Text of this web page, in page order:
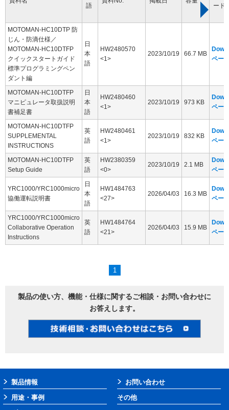
語
ード
MOTOMAN-HC10DTP 防
じん・防滴仕様／
MOTOMAN-HC10DTFP
クイックスタートガイド
標準プログラミングペン
ダント編
日
本
語
HW2480570
<1>
2023/10/19 66.7 MB
ペー
MOTOMAN-HC10DTFP
マニピュレータ取扱説明
書補足書
日
本
語
HW2480460
<1>
2023/10/19 973 KB
ペー
MOTOMAN-HC10DTFP
SUPPLEMENTAL
INSTRUCTIONS
英
語
HW2480461
<1>
2023/10/19 832 KB
ペー
MOTOMAN-HC10DTFP
Setup Guide
英
語
HW2380359
<0>
2023/10/19 2.1 MB
ペー
YRC1000/YRC1000micro
協働運転説明書
日
本
語
HW1484763
<27>
2026/04/03 16.3 MB
ペー
YRC1000/YRC1000micro
Collaborative Operation
Instructions
英
語
HW1484764
<21>
2026/04/03 15.9 MB
ペー
1
製品の使い方、機能・仕様に関するご相談・お問い合わせに
お答えします。
製品情報
用途・事例
お問い合わせ
その他